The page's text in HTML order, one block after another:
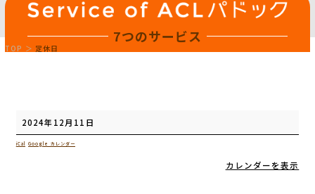
TOP 定休日
7つのサービス
2024年12月11日
iCal Google カレンダー
カレンダーを表示